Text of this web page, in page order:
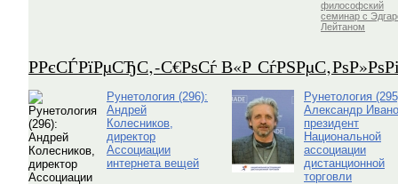
философский
семинар с
Лейтаном
Р­РєСЃРїРµСЂС‚-С€РѕСѓ В«Р
Рунетология (296):
Андрей
Колесников,
директор
Ассоциации
интернета вещей
Рунетология
Александр
президент
Национальной
ассоциации
дистанционной
торговли